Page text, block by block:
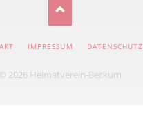
IMPRESSUM DATENSCHUTZ
© 2026 Heimatverein-Beckum